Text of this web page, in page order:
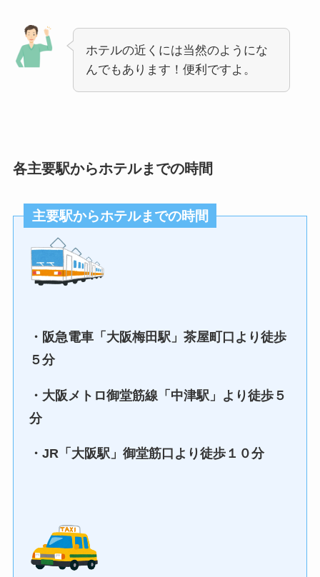
ホテルの近くには当然のようにな
んでもあります！便利ですよ。
各主要駅からホテルまでの時間
主要駅からホテルまでの時間
・阪急電車「大阪梅田駅」茶屋町口より徒歩
５分
・大阪メトロ御堂筋線「中津駅」より徒歩５
分
・JR「大阪駅」御堂筋口より徒歩１０分